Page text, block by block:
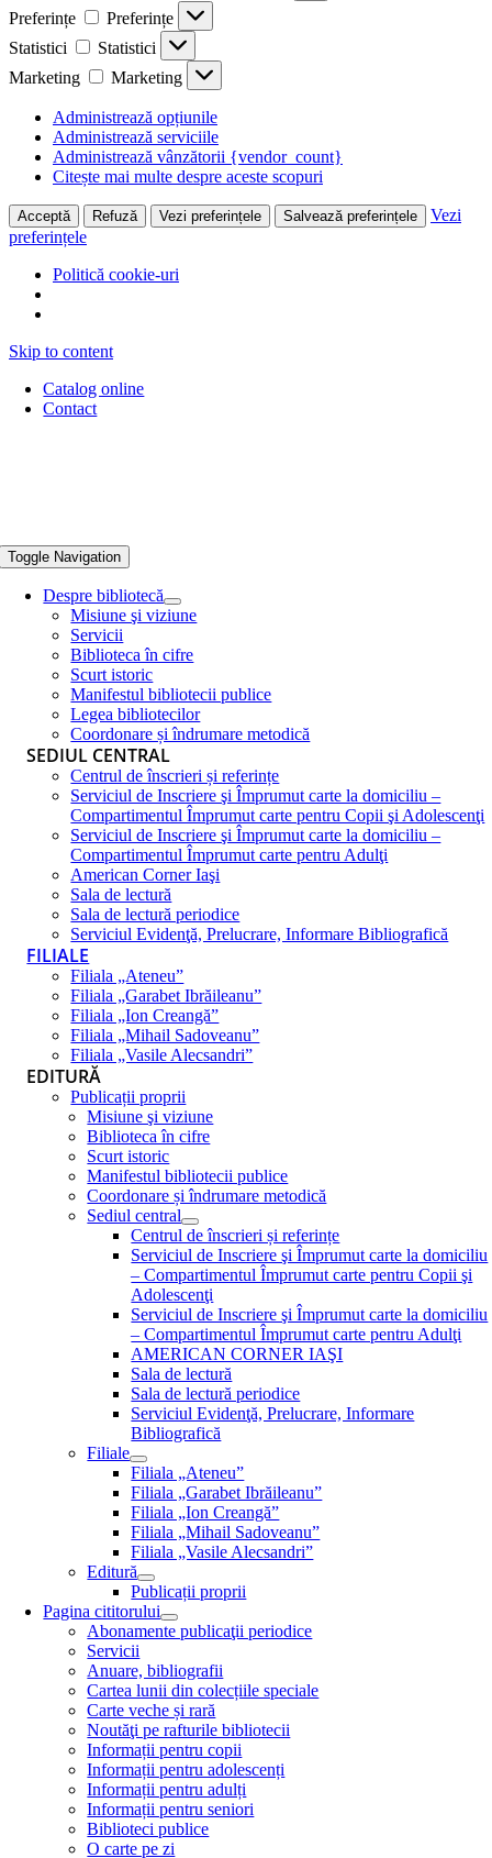
Preferințe
Preferințe
Statistici
Statistici
Marketing
Marketing
Administrează opțiunile
Administrează serviciile
Administrează vânzătorii {vendor_count}
Citește mai multe despre aceste scopuri
Acceptă Refuză Vezi preferințele Salvează preferințele
Vezi
preferințele
Politică cookie-uri
Skip to content
Catalog online
Contact
Toggle Navigation
Despre bibliotecă
Misiune şi viziune
Servicii
Biblioteca în cifre
Scurt istoric
Manifestul bibliotecii publice
Legea bibliotecilor
Coordonare și îndrumare metodică
SEDIUL CENTRAL
Centrul de înscrieri și referințe
Serviciul de Inscriere şi Împrumut carte la domiciliu –
Compartimentul Împrumut carte pentru Copii şi Adolescenţi
Serviciul de Inscriere şi Împrumut carte la domiciliu –
Compartimentul Împrumut carte pentru Adulţi
American Corner Iaşi
Sala de lectură
Sala de lectură periodice
Serviciul Evidenţă, Prelucrare, Informare Bibliografică
FILIALE
Filiala „Ateneu”
Filiala „Garabet Ibrăileanu”
Filiala „Ion Creangă”
Filiala „Mihail Sadoveanu”
Filiala „Vasile Alecsandri”
EDITURĂ
Publicații proprii
Misiune şi viziune
Biblioteca în cifre
Scurt istoric
Manifestul bibliotecii publice
Coordonare și îndrumare metodică
Sediul central
Centrul de înscrieri și referințe
Serviciul de Inscriere şi Împrumut carte la domiciliu
– Compartimentul Împrumut carte pentru Copii şi
Adolescenţi
Serviciul de Inscriere şi Împrumut carte la domiciliu
– Compartimentul Împrumut carte pentru Adulţi
AMERICAN CORNER IAŞI
Sala de lectură
Sala de lectură periodice
Serviciul Evidenţă, Prelucrare, Informare
Bibliografică
Filiale
Filiala „Ateneu”
Filiala „Garabet Ibrăileanu”
Filiala „Ion Creangă”
Filiala „Mihail Sadoveanu”
Filiala „Vasile Alecsandri”
Editură
Publicații proprii
Pagina cititorului
Abonamente publicaţii periodice
Servicii
Anuare, bibliografii
Cartea lunii din colecțiile speciale
Carte veche și rară
Noutăţi pe rafturile bibliotecii
Informații pentru copii
Informații pentru adolescenți
Informații pentru adulți
Informații pentru seniori
Biblioteci publice
O carte pe zi